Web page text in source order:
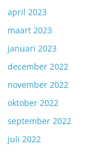
april 2023
maart 2023
januari 2023
december 2022
november 2022
oktober 2022
september 2022
juli 2022